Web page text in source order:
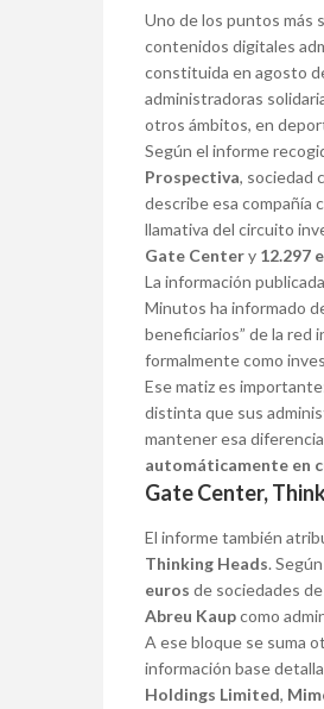
Uno de los puntos más
contenidos digitales
constituida en agosto
administradoras
otros ámbitos, en
Según el informe
Prospectiva, sociedad
describe esa compañía
llamativa del circuito
Gate Centery 12.297
La información
Minutos ha informado
beneficiarios” de la red
formalmente como
Ese matiz es
distinta que sus
mantener esa
automáticamente en
Gate Center,
El informe también
Thinking Heads.
euros de sociedades
Abreu Kaupcomo
A ese bloque se suma
información base
Holdings Limited,